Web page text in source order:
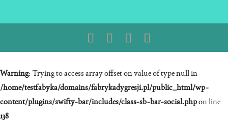
Warning: Trying to access array offset on value of type null in
/home/testfabyka/domains/fabrykadygresji.pl/public_html/wp-
content/plugins/swifty-bar/includes/class-sb-bar-social.phpon line
138